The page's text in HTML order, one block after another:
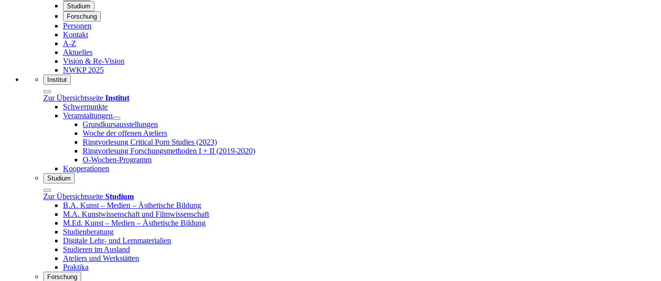
Studium
Forschung
Personen
Kontakt
A-Z
Aktuelles
Vision & Re-Vision
NWKP 2025
Institut
Zur Übersichtsseite Institut
Schwerpunkte
Veranstaltungen
Grundkursausstellungen
Woche der offenen Ateliers
Ringvorlesung Critical Porn Studies (2023)
Ringvorlesung Forschungsmethoden I + II (2019-2020)
O-Wochen-Programm
Kooperationen
Studium
Zur Übersichtsseite Studium
B.A. Kunst – Medien – Ästhetische Bildung
M.A. Kunstwissenschaft und Filmwissenschaft
M.Ed. Kunst – Medien – Ästhetische Bildung
Studienberatung
Digitale Lehr- und Lernmaterialien
Studieren im Ausland
Ateliers und Werkstätten
Praktika
Forschung